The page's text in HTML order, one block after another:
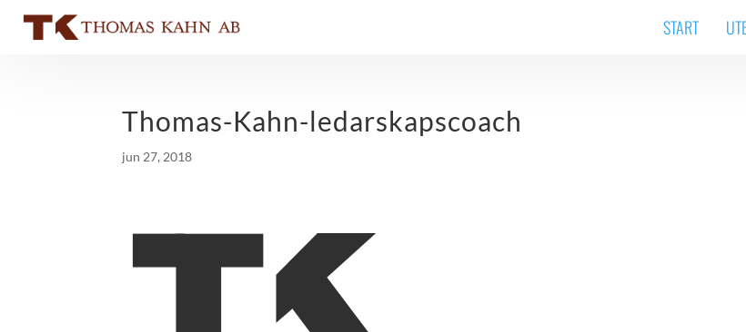
START
Thomas-Kahn-ledarskapscoach
jun 27, 2018